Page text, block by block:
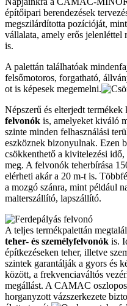
építőipari berendezések
megszilárdította pozícióját,
vállalata, amely erős
is.
A palettán találhatóak
felsőmotoros, forgatható,
ot is képesek megemelni.
Népszerű és elterjedt termékek
felvonók is, amelyeket kiváló
szinte minden felhasználási
eszköznek bizonyulnak. Ezen
csökkenthető a kivitelezési
meg. A felvonók teherbírása
elérheti akár a 20 m-t is.
a mozgó szánra, mint például
malterszállító, lapszállító.
A teljes termékpalettán
teher- és személyfelvonók is.
építkezéseken teher, illetve
szintek garantálják a gyors és
között, a frekvenciaváltós
megállást. A CAMAC
horganyzott vázszerkezete